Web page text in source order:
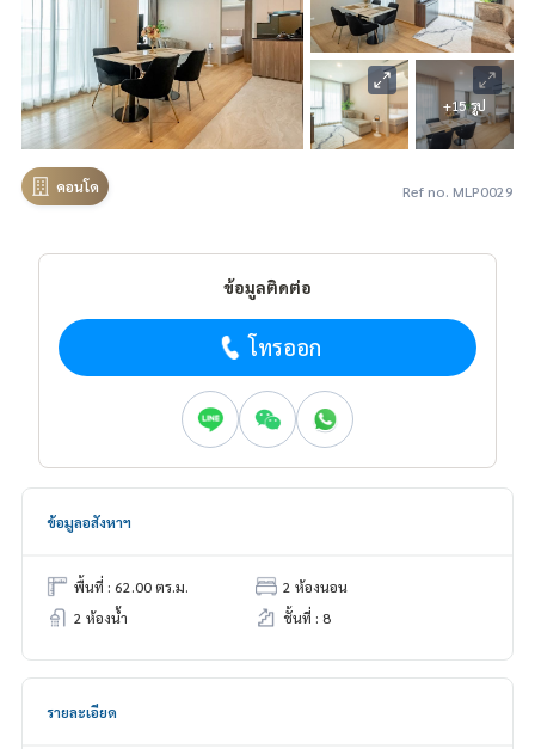
+15 รูป
คอนโด Ref no. MLP0029
ข้อมูลติดต่อ
โทรออก
ข้อมูลอสังหาฯ
พื้นที่ : 62.00 ตร.ม.
2 ห้องนอน
2 ห้องน้ำ
ชั้นที่ : 8
รายละเอียด